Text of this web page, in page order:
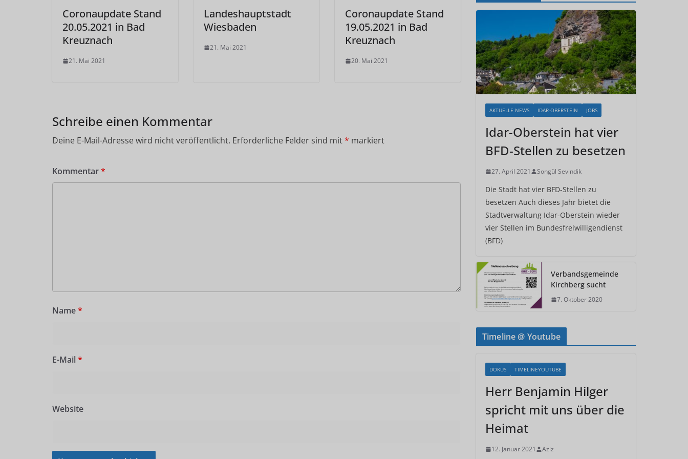
Coronaupdate Stand
20.05.2021 in Bad
Kreuznach
21. Mai 2021
Landeshauptstadt
Wiesbaden
21. Mai 2021
Coronaupdate Stand
19.05.2021 in Bad
Kreuznach
20. Mai 2021
Schreibe einen Kommentar
Deine E-Mail-Adresse wird nicht veröffentlicht. Erforderliche Felder sind mit* markiert
Kommentar*
Name*
E-Mail *
Website
AKTUELLE NEWS IDAR-OBERSTEIN JOBS
Idar-Oberstein hat vier
BFD-Stellen zu besetzen
27. April 2021 Songül Sevindik
Die Stadt hat vier BFD-Stellen zu
besetzen Auch dieses Jahr bietet die
Stadtverwaltung Idar-Oberstein wieder
vier Stellen im Bundesfreiwilligendienst
(BFD)
Verbandsgemeinde
Kirchberg sucht
7. Oktober 2020
Timeline @ Youtube
DOKUS TIMELINEYOUTUBE
Herr Benjamin Hilger
spricht mit uns über die
Heimat
12. Januar 2021 Aziz